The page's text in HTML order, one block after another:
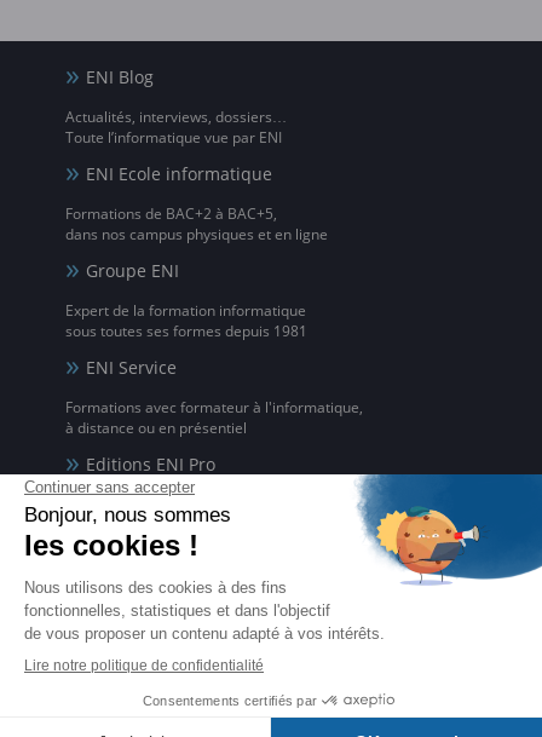
ENI Blog
Actualités, interviews, dossiers…
Toute l’informatique vue par ENI
ENI Ecole informatique
Formations de BAC+2 à BAC+5,
dans nos campus physiques et en ligne
Groupe ENI
Expert de la formation informatique
sous toutes ses formes depuis 1981
ENI Service
Formations avec formateur à l'informatique,
à distance ou en présentiel
Editions ENI Pro
pour les organismes de formation
ENI elearning
La solution de formation à l'informatique en ligne,
disponible en 5 langues
Certifications ENI
Certifications à l'informatique
éligibles CPF et reconnues par l'État